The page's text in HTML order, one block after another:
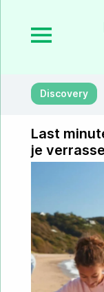
Discovery
Last
je